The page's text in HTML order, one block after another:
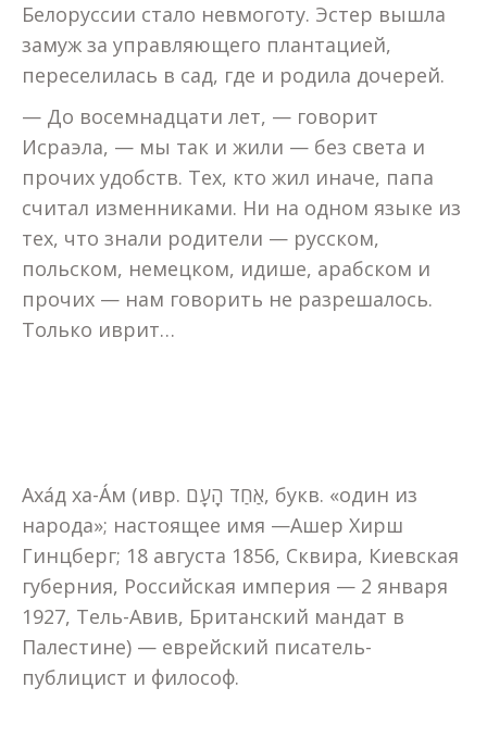
Белоруссии стало невмоготу. Эстер вышла
замуж за управляющего плантацией,
переселилась в сад, где и родила дочерей.
— До восемнадцати лет, — говорит
Исраэла, — мы так и жили — без света и
прочих удобств. Тех, кто жил иначе, папа
считал изменниками. Ни на одном языке из
тех, что знали родители — русском,
польском, немецком, идише, арабском и
прочих — нам говорить не разрешалось.
Только иврит…
Аха́д ха-А́м (ивр. אַחַד הָעָם‎, букв. «один из
народа»; настоящее имя —Ашер Хирш
Гинцберг; 18 августа 1856, Сквира, Киевская
губерния, Российская империя — 2 января
1927, Тель-Авив, Британский мандат в
Палестине) — еврейский писатель-
публицист и философ.